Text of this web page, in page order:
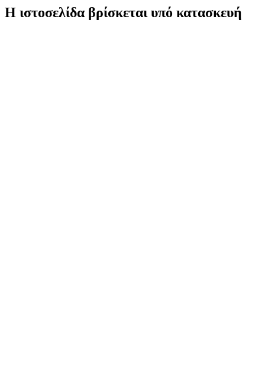
Η ιστοσελίδα βρίσκεται υπό κατασκευή